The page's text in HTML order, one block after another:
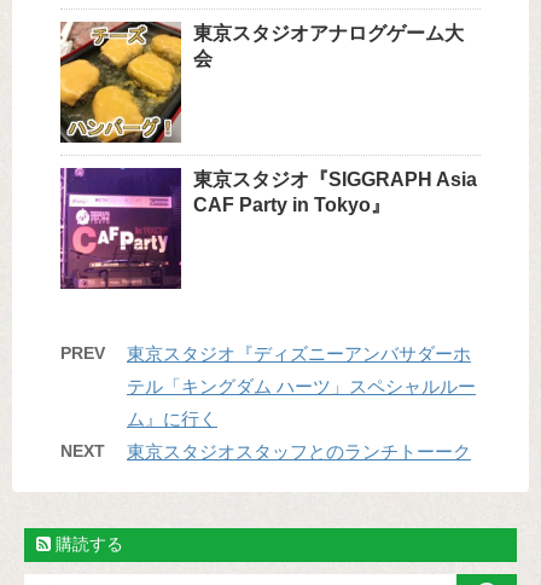
東京スタジオアナログゲーム大
会
東京スタジオ『SIGGRAPH Asia
CAF Party in Tokyo』
PREV
東京スタジオ『ディズニーアンバサダーホ
テル「キングダム ハーツ」スペシャルルー
ム』に行く
NEXT 東京スタジオスタッフとのランチトーーク
購読する